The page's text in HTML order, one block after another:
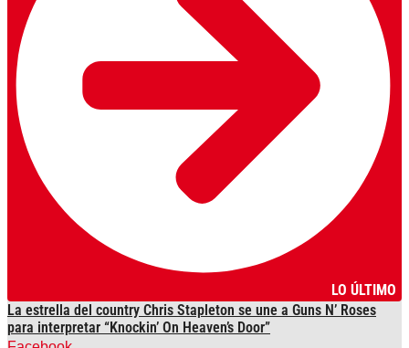
LO ÚLTIMO
La estrella del country Chris Stapleton se une a Guns N’ Roses
para interpretar “Knockin’ On Heaven’s Door”